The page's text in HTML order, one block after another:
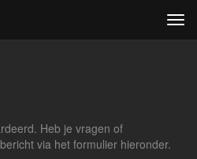
Heb je vragen of
via het formulier hieronder.